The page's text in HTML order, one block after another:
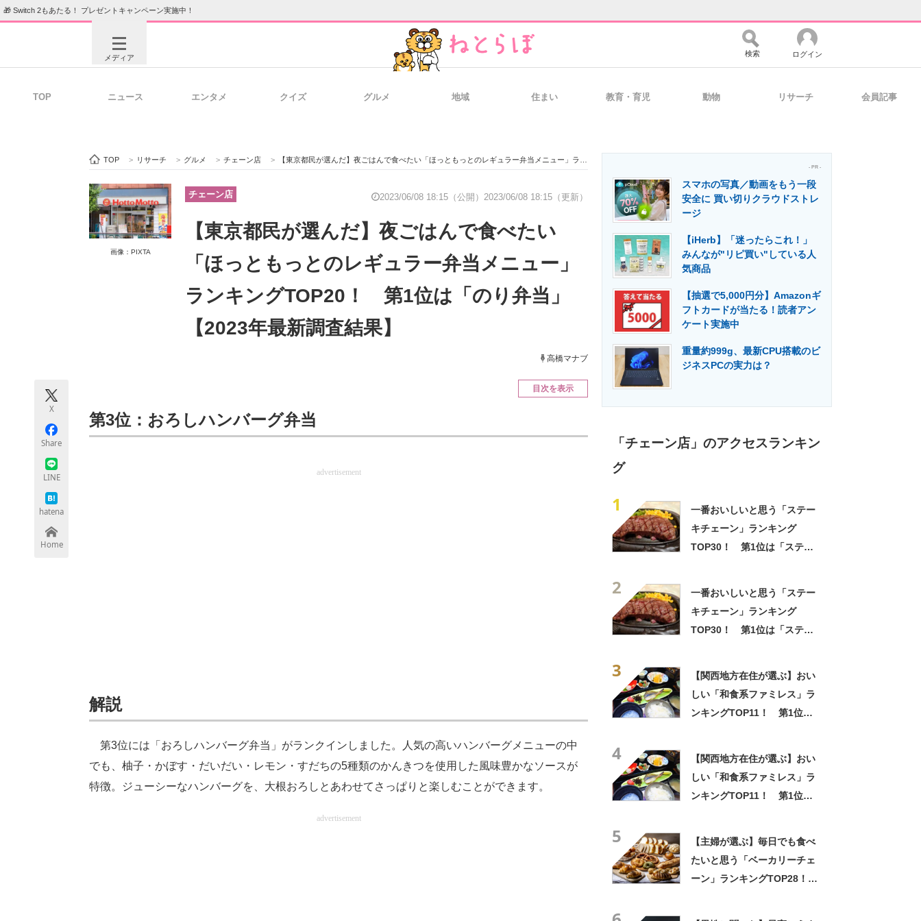
🎁 Switch 2もあたる！ プレゼントキャンペーン実施中！
メディア
ビジネスと働き方のヒント 経営リーダーのコミュニティ マーケ×ITの今がよく分かる
ITエンジニア向け専門サイト IT製品の技術・比較・事例 製造業のIT導入・活用を支援
モノづくり技術者専門サイト エレクトロニクス専門サイト エネルギーの専門メディア 建設×テクノロジーの最前線
検索 ログイン
TOP ニュース エンタメ クイズ グルメ 地域 住まい 教育・育児 動物 リサーチ 会員記事
TOP > リサーチ > グルメ > チェーン店 > 【東京都民が選んだ】夜ごはんで食べたい「ほっともっとのレギュラー弁当メニュー」ランキングTOP20！ 第1位は「のり弁当」【2023年最新調査結果】
画像：PIXTA
チェーン店 2023/06/08 18:15（公開） 2023/06/08 18:15（更新）
【東京都民が選んだ】夜ごはんで食べたい
「ほっともっとのレギュラー弁当メニュー」
ランキングTOP20！ 第1位は「のり弁当」
【2023年最新調査結果】
高橋マナブ
X
Share
LINE
hatena
Home
目次を表示
第3位：おろしハンバーグ弁当
advertisement
解説
第3位には「おろしハンバーグ弁当」がランクインしました。人気の高いハンバーグメニューの中
でも、柚子・かぼす・だいだい・レモン・すだちの5種類のかんきつを使用した風味豊かなソースが
特徴。ジューシーなハンバーグを、大根おろしとあわせてさっぱりと楽しむことができます。
advertisement
- PR -
スマホの写真／動画をもう一段
安全に 買い切りクラウドストレ
ージ
【iHerb】「迷ったらこれ！」
みんなが"リピ買い"している人
気商品
【抽選で5,000円分】Amazonギ
フトカードが当たる！読者アン
ケート実施中
重量約999g、最新CPU搭載のビ
ジネスPCの実力は？
「チェーン店」のアクセスランキン
グ
1
一番おいしいと思う「ステー
キチェーン」ランキング
TOP30！ 第1位は「ステー
2
一番おいしいと思う「ステー
キチェーン」ランキング
TOP30！ 第1位は「ステー
3
【関西地方在住が選ぶ】おい
しい「和食系ファミレス」ラ
ンキングTOP11！ 第1位は
4
【関西地方在住が選ぶ】おい
しい「和食系ファミレス」ラ
ンキングTOP11！ 第1位は
5
【主婦が選ぶ】毎日でも食べ
たいと思う「ベーカリーチェ
ーン」ランキングTOP28！